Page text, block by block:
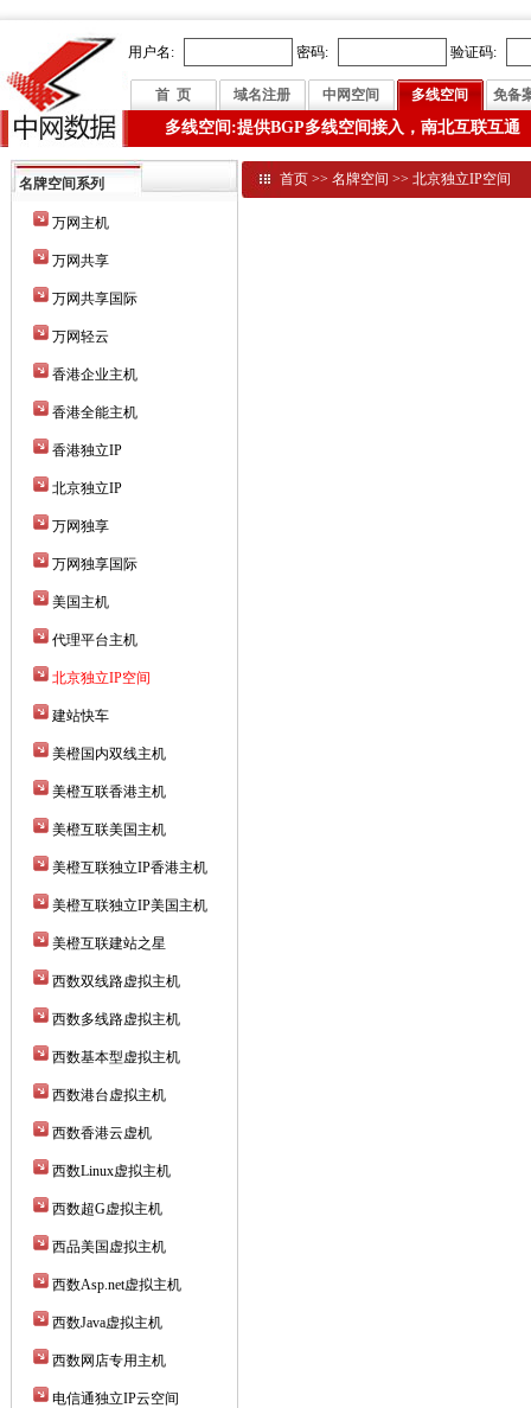
用户名: 密码: 验证码:
首 页 域名注册 中网空间 多线空间 免备
多线空间:提供BGP多线空间接入，南北互联互通
名牌空间系列
万网主机
万网共享
万网共享国际
万网轻云
香港企业主机
香港全能主机
香港独立IP
北京独立IP
万网独享
万网独享国际
美国主机
代理平台主机
北京独立IP空间
建站快车
美橙国内双线主机
美橙互联香港主机
美橙互联美国主机
美橙互联独立IP香港主机
美橙互联独立IP美国主机
美橙互联建站之星
西数双线路虚拟主机
西数多线路虚拟主机
西数基本型虚拟主机
西数港台虚拟主机
西数香港云虚机
西数Linux虚拟主机
西数超G虚拟主机
西品美国虚拟主机
西数Asp.net虚拟主机
西数Java虚拟主机
西数网店专用主机
电信通独立IP云空间
首页 >>名牌空间 >>北京独立IP空间